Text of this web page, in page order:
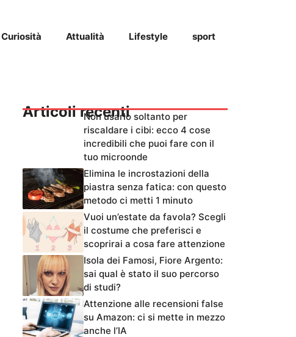
Curiosità Attualità Lifestyle sport
Articoli recentiNon usarlo soltanto per
riscaldare i cibi: ecco 4 cose
incredibili che puoi fare con il
tuo microonde
Elimina le incrostazioni della
piastra senza fatica: con questo
metodo ci metti 1 minuto
Vuoi un’estate da favola? Scegli
il costume che preferisci e
scoprirai a cosa fare attenzione
Isola dei Famosi, Fiore Argento:
sai qual è stato il suo percorso
di studi?
Attenzione alle recensioni false
su Amazon: ci si mette in mezzo
anche l’IA